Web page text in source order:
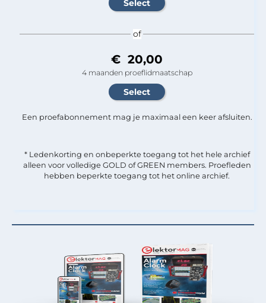
of
€ 20,00
4 maanden proeflidmaatschap
Een proefabonnement mag je maximaal een keer afsluiten.
* Ledenkorting en onbeperkte toegang tot het hele archief
alleen voor volledige GOLD of GREEN members. Proefleden
hebben beperkte toegang tot het online archief.